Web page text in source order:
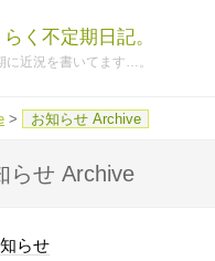
らく不定期日記。
に近況を書いてます…。
> お知らせ Archive
らせ Archive
らせ